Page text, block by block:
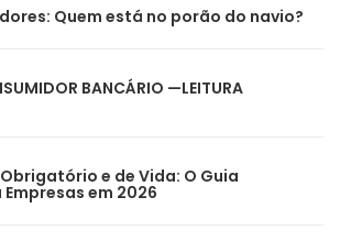
Quem está no porão do navio?
BANCÁRIO —LEITURA
e de Vida: O Guia
em 2026